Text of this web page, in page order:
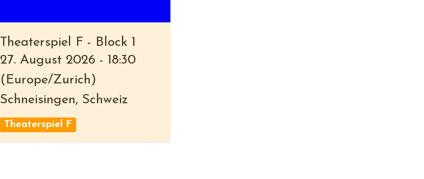
Theaterspiel F - Block 1
27. August 2026 - 18:30
( Europe/Zurich )
Schneisingen, Schweiz
Theaterspiel F